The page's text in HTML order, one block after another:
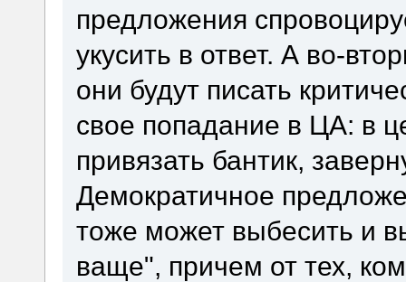
предложения
укусить в ответ. А во-
они будут писать
свое попадание в ЦА: в
привязать бантик,
Демократичное
тоже может выбесить и
ваще", причем от тех,